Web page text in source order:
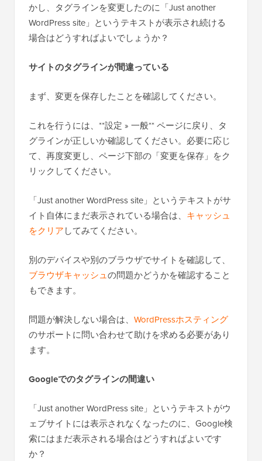
かし、タグラインを変更したのに「Just another
WordPress site」というテキストが表示され続ける
場合はどうすればよいでしょうか？
サイトのタグラインが間違っている
まず、変更を保存したことを確認してください。
これを行うには、**設定 » 一般** ページに戻り、タ
グラインが正しいか確認してください。必要に応じ
て、再度変更し、ページ下部の「変更を保存」をク
リックしてください。
「Just another WordPress site」というテキストがサ
イト自体にまだ表示されている場合は、 キャッシュ
をクリアしてみてください。
別のデバイスや別のブラウザでサイトを確認して、
ブラウザキャッシュの問題かどうかを確認すること
もできます。
問題が解決しない場合は、 WordPressホスティング
のサポートに問い合わせて助けを求める必要があり
ます。
Googleでのタグラインの間違い
「Just another WordPress site」というテキストがウ
ェブサイトには表示されなくなったのに、Google検
索にはまだ表示される場合はどうすればよいです
か？